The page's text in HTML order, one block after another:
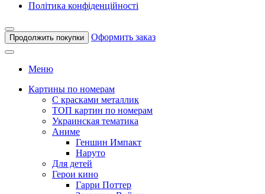
Політика конфіденційності
Продолжить покупки Оформить заказ
Меню
Картины по номерам
С красками металлик
ТОП картин по номерам
Украинская тематика
Аниме
Геншин Импакт
Наруто
Для детей
Герои кино
Гарри Поттер